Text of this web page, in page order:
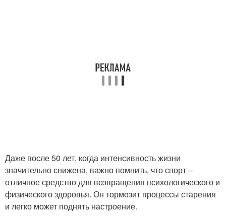
Даже после 50 лет, когда интенсивность жизни
значительно снижена, важно помнить, что спорт –
отличное средство для возвращения психологического и
физического здоровья. Он тормозит процессы старения
и легко может поднять настроение.